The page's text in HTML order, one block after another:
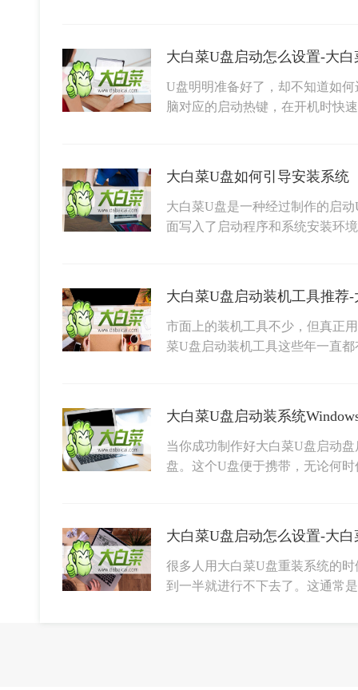
大白菜U盘启动怎么设置-大
U盘明明准备好了，却不知道如
脑对应的启动热键，在开机时快
大白菜U盘如何引导安装系统
大白菜U盘是一种经过制作的启
面写入了启动程序和系统安装环
大白菜U盘启动装机工具推荐
市面上的装机工具不少，但真正
菜U盘启动装机工具这些年一直
大白菜U盘启动装系统
当你成功制作好大白菜U盘启动
盘。这个U盘便于携带，无论何
大白菜U盘启动怎么设置-大
很多人用大白菜U盘重装系统的
到一半就进行不下去了。这通常